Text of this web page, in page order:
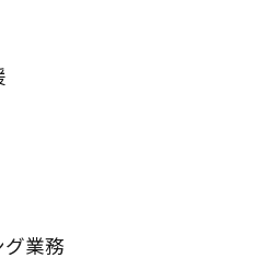
業務